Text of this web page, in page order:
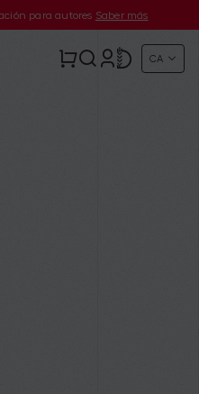
para autores Saber más
CA